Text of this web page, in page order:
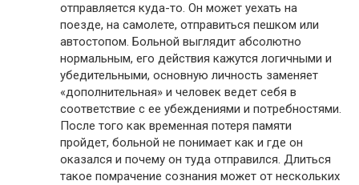
отправляется куда-то. Он может уехать на
поезде, на самолете, отправиться пешком или
автостопом. Больной выглядит абсолютно
нормальным, его действия кажутся логичными и
убедительными, основную личность заменяет
«дополнительная» и человек ведет себя в
соответствие с ее убеждениями и потребностями.
После того как временная потеря памяти
пройдет, больной не понимает как и где он
оказался и почему он туда отправился. Длиться
такое помрачение сознания может от нескольких